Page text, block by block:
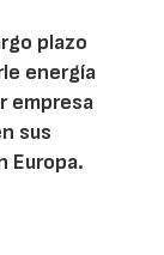
plazo
energía
empresa
sus
Europa.